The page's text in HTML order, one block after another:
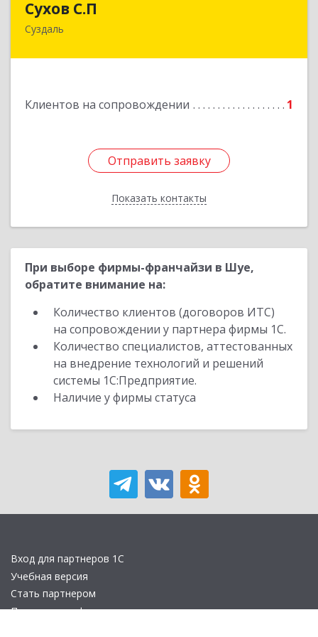
Сухов С.П
Суздаль
Клиентов на сопровождении 1
Отправить заявку
Показать контакты
Отправить заявку
Назад
При выборе фирмы-франчайзи в Шуе,
обратите внимание на:
Количество клиентов (договоров ИТС)
на сопровождении у партнера фирмы 1С.
Количество специалистов, аттестованных
на внедрение технологий и решений
системы 1С:Предприятие.
Наличие у фирмы статуса
Вход для партнеров 1С
Учебная версия
Стать партнером
Политика конфиденциальности